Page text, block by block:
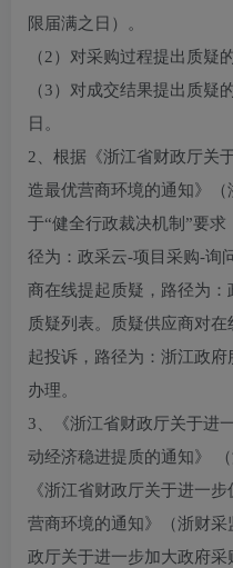
限届满之日）。
（2）对采购过程提出质疑
（3）对成交结果提出质疑
日。
2、根据《浙江省财政厅关
造最优营商环境的通知》
于“健全行政裁决机制”要
径为：政采云-项目采购-询
商在线提起质疑，路径为
质疑列表。质疑供应商对
起投诉，路径为：浙江政
办理。
3、《浙江省财政厅关于进
动经济稳进提质的通知》
《浙江省财政厅关于进一
营商环境的通知》（浙财
政厅关于进一步加大政府